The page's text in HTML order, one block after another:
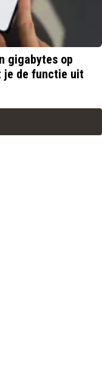
gigabytes op
je de functie uit